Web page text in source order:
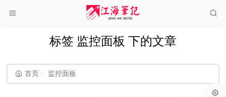
标签 监控面板 下的文章
首页 监控面板